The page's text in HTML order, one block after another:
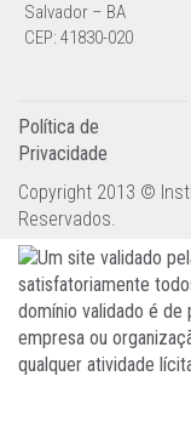
Salvador – BA
CEP: 41830-020
Política de
Privacidade
Copyright 2013 ©
Reservados.